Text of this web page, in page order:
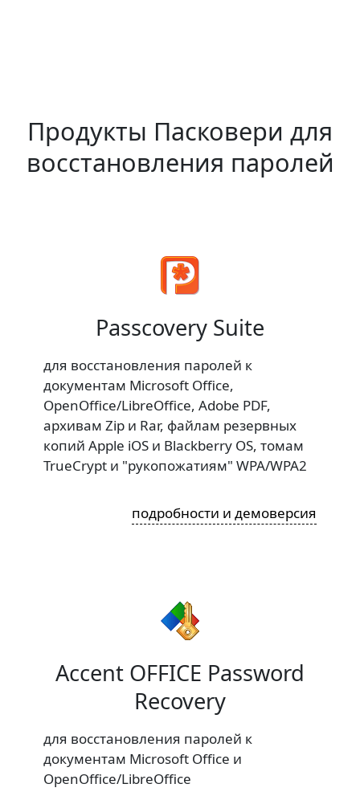
Продукты Пасковери для
восстановления паролей
Passcovery Suite
для восстановления паролей к
документам Microsoft Office,
OpenOffice/LibreOffice, Adobe PDF,
архивам Zip и Rar, файлам резервных
копий Apple iOS и Blackberry OS, томам
TrueCrypt и "рукопожатиям" WPA/WPA2
подробности и демоверсия
Accent OFFICE Password
Recovery
для восстановления паролей к
документам Microsoft Office и
OpenOffice/LibreOffice